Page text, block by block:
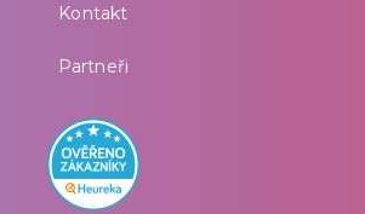
Kontakt
Partneři